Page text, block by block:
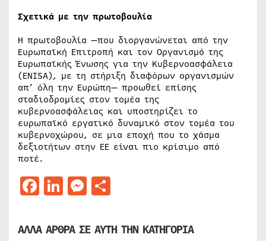
Σχετικά με την πρωτοβουλία
Η πρωτοβουλία —που διοργανώνεται από την
Ευρωπαϊκή Επιτροπή και τον Οργανισμό της
Ευρωπαϊκής Ένωσης για την Κυβερνοασφάλεια
(ENISA), με τη στήριξη διαφόρων οργανισμών
απ’ όλη την Ευρώπη— προωθεί επίσης
σταδιοδρομίες στον τομέα της
κυβερνοασφάλειας και υποστηρίζει το
ευρωπαϊκό εργατικό δυναμικό στον τομέα του
κυβερνοχώρου, σε μια εποχή που το χάσμα
δεξιοτήτων στην ΕΕ είναι πιο κρίσιμο από
ποτέ.
Facebook
LinkedIn
Messenger
ΑΛΛΑ ΑΡΘΡΑ ΣΕ ΑΥΤΗ ΤΗΝ ΚΑΤΗΓΟΡΙΑ